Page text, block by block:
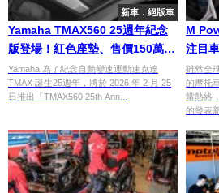
新車．絕版車
Yamaha TMAX560 25週年紀念
版登場！紅色座墊、售價150萬
7000日圓，2026年2月上市
Yamaha 為了紀念自動變速運動速克達
TMAX 誕生25週年，將於 2026 年 2 月 25
日推出「TMAX560 25th Ann...
M
注目
雖然全
的摩托
當熱絡
的發表